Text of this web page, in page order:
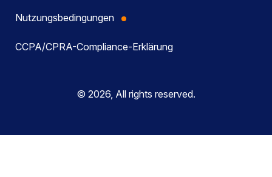
Nutzungsbedingungen
CCPA/CPRA-Compliance-Erklärung
© 2026, All rights reserved.